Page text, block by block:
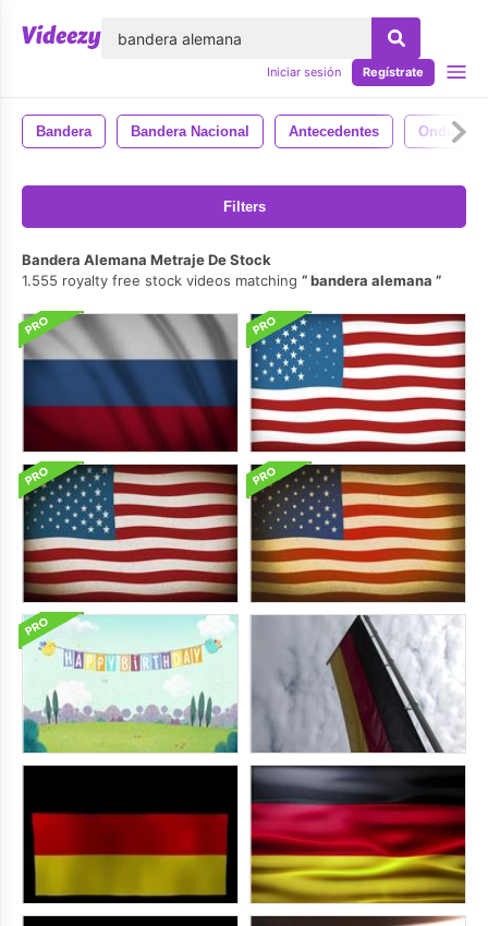
Iniciar sesión Regístrate
Bandera Bandera Nacional Antecedentes
Filters
Bandera Alemana Metraje De Stock
1.555 royalty free stock videos matching
bandera alemana